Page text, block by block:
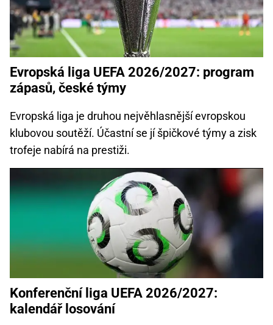
Evropská liga UEFA 2026/2027: program
zápasů, české týmy
Evropská liga je druhou nejvěhlasnější evropskou
klubovou soutěží. Účastní se jí špičkové týmy a zisk
trofeje nabírá na prestiži.
Konferenční liga UEFA 2026/2027:
kalendář losování